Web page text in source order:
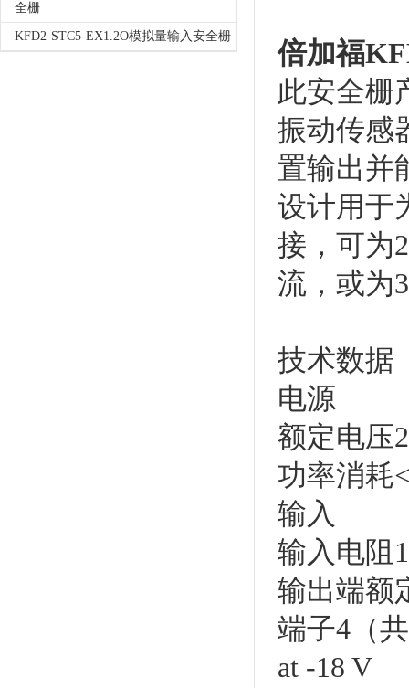
全栅
KFD2-STC5-EX1.2O模拟量输入安全栅
倍加福
此安全栅
振动传感
置输出并
设计用于
接，可为
流，或为
技术数据
电源
额定电压
功率消耗
输入
输入电阻
输出端额
端子4（
at -18 V